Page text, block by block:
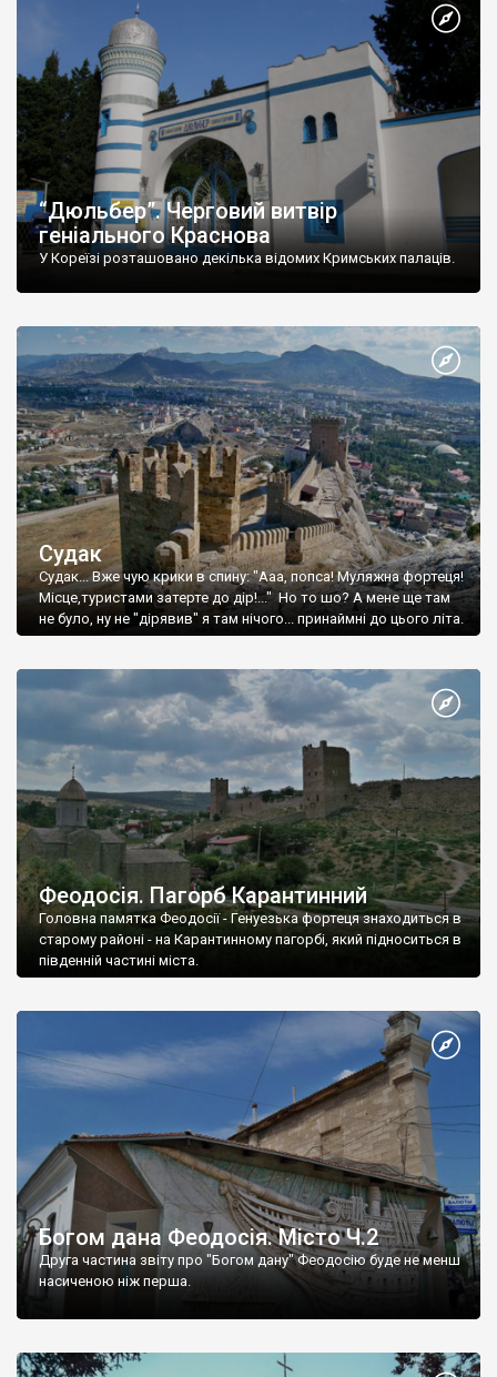
“Дюльбер”. Черговий витвір
геніального Краснова
У Кореїзі розташовано декілька відомих Кримських палаців.
Судак
Судак... Вже чую крики в спину: "Ааа, попса! Муляжна фортеця!
Місце,туристами затерте до дір!..." Но то шо? А мене ще там
не було, ну не "дірявив" я там нічого... принаймні до цього літа.
Феодосія. Пагорб Карантинний
Головна памятка Феодосії - Генуезька фортеця знаходиться в
старому районі - на Карантинному пагорбі, який підноситься в
південній частині міста.
Богом дана Феодосія. Місто Ч.2
Друга частина звіту про "Богом дану" Феодосію буде не менш
насиченою ніж перша.